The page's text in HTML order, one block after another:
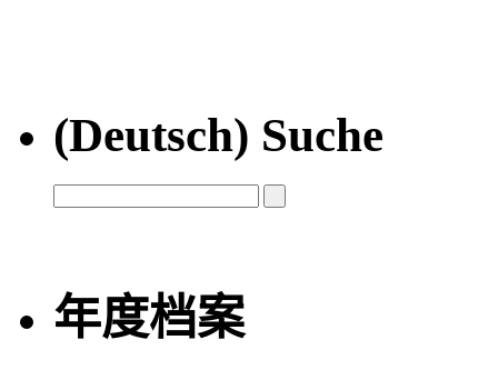
(Deutsch) Suche
年度档案